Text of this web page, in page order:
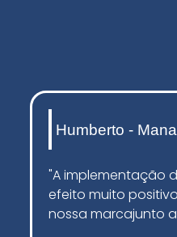
Edson - Eginox
"O projeto nos
público maior,
expectativas